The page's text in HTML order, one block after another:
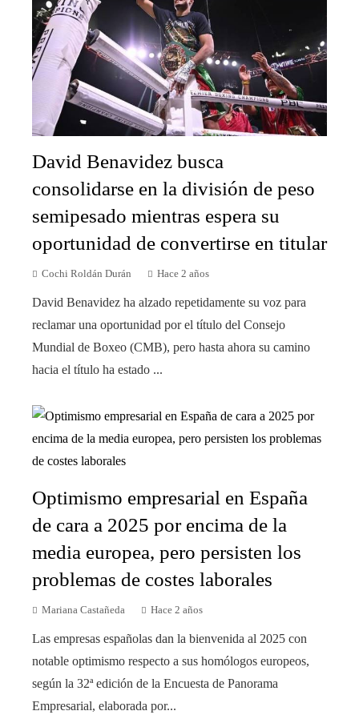
David Benavidez busca
consolidarse en la división de peso
semipesado mientras espera su
oportunidad de convertirse en titular
Cochi Roldán Durán Hace 2 años
David Benavidez ha alzado repetidamente su voz para
reclamar una oportunidad por el título del Consejo
Mundial de Boxeo (CMB), pero hasta ahora su camino
hacia el título ha estado ...
Optimismo empresarial en España
de cara a 2025 por encima de la
media europea, pero persisten los
problemas de costes laborales
Mariana Castañeda Hace 2 años
Las empresas españolas dan la bienvenida al 2025 con
notable optimismo respecto a sus homólogos europeos,
según la 32ª edición de la Encuesta de Panorama
Empresarial, elaborada por...